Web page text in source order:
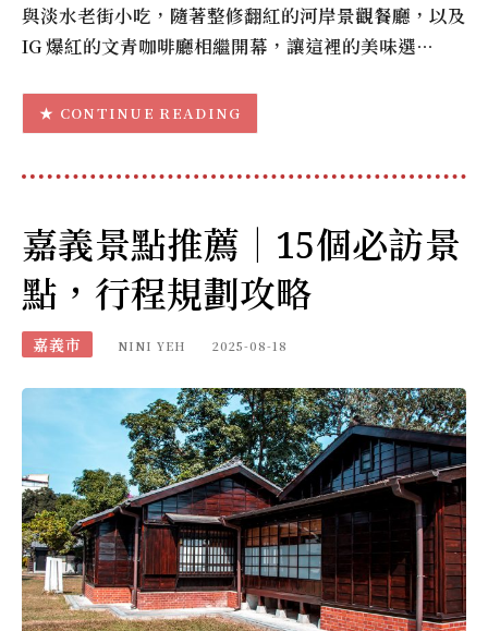
與淡水老街小吃，隨著整修翻紅的河岸景觀餐廳，以及
IG 爆紅的文青咖啡廳相繼開幕，讓這裡的美味選…
CONTINUE READING
嘉義景點推薦｜15個必訪景
點，行程規劃攻略
嘉義市 NINI YEH 2025-08-18